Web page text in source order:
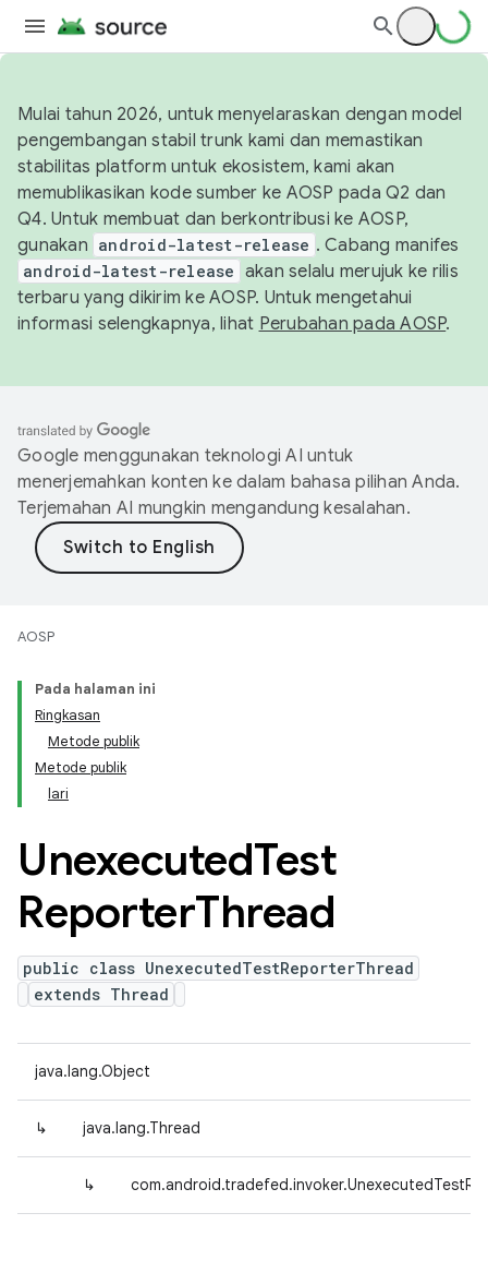
Mulai tahun 2026, untuk menyelaraskan dengan model
pengembangan stabil trunk kami dan memastikan
stabilitas platform untuk ekosistem, kami akan
memublikasikan kode sumber ke AOSP pada Q2 dan
Q4. Untuk membuat dan berkontribusi ke AOSP,
gunakan android-latest-release . Cabang manifes
android-latest-release akan selalu merujuk ke rilis
terbaru yang dikirim ke AOSP. Untuk mengetahui
informasi selengkapnya, lihat Perubahan pada AOSP.
Google menggunakan teknologi AI untuk
menerjemahkan konten ke dalam bahasa pilihan Anda.
Terjemahan AI mungkin mengandung kesalahan.
AOSP
Pada halaman ini
Ringkasan
Metode publik
Metode publik
lari
UnexecutedTest
ReporterThread
public class UnexecutedTestReporterThread
extends Thread
java.lang.Object
↳ java.lang.Thread
↳